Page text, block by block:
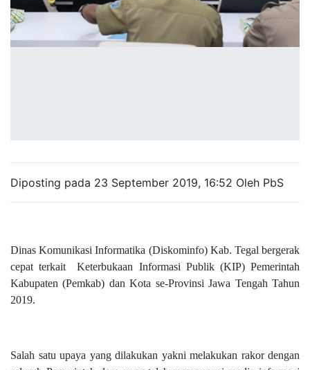
Diposting pada 23 September 2019, 16:52 Oleh PbS
Dinas Komunikasi Informatika (Diskominfo) Kab. Tegal bergerak
cepat terkait
Keterbukaan Informasi Publik (KIP) Pemerintah
Kabupaten (Pemkab) dan Kota se-Provinsi Jawa Tengah Tahun
2019.
Salah satu upaya yang dilakukan yakni melakukan rakor dengan